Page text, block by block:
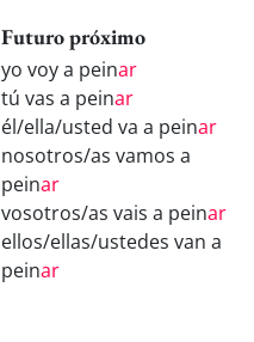
Futuro próximo
yo voy a peinar
tú vas a peinar
él/ella/usted va a peinar
nosotros/as vamos a
peinar
vosotros/as vais a peinar
ellos/ellas/ustedes van a
peinar